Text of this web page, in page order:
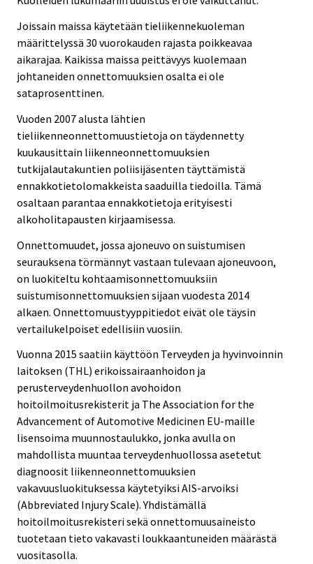
Joissain maissa käytetään tieliikennekuoleman
määrittelyssä 30 vuorokauden rajasta poikkeavaa
aikarajaa. Kaikissa maissa peittävyys kuolemaan
johtaneiden onnettomuuksien osalta ei ole
sataprosenttinen.
Vuoden 2007 alusta lähtien
tieliikenneonnettomuustietoja on täydennetty
kuukausittain liikenneonnettomuuksien
tutkijalautakuntien poliisijäsenten täyttämistä
ennakkotietolomakkeista saaduilla tiedoilla. Tämä
osaltaan parantaa ennakkotietoja erityisesti
alkoholitapausten kirjaamisessa.
Onnettomuudet, jossa ajoneuvo on suistumisen
seurauksena törmännyt vastaan tulevaan ajoneuvoon,
on luokiteltu kohtaamisonnettomuuksiin
suistumisonnettomuuksien sijaan vuodesta 2014
alkaen. Onnettomuustyyppitiedot eivät ole täysin
vertailukelpoiset edellisiin vuosiin.
Vuonna 2015 saatiin käyttöön Terveyden ja hyvinvoinnin
laitoksen (THL) erikoissairaanhoidon ja
perusterveydenhuollon avohoidon
hoitoilmoitusrekisterit ja The Association for the
Advancement of Automotive Medicinen EU-maille
lisensoima muunnostaulukko, jonka avulla on
mahdollista muuntaa terveydenhuollossa asetetut
diagnoosit liikenneonnettomuuksien
vakavuusluokituksessa käytetyiksi AIS-arvoiksi
(Abbreviated Injury Scale). Yhdistämällä
hoitoilmoitusrekisteri sekä onnettomuusaineisto
tuotetaan tieto vakavasti loukkaantuneiden määrästä
vuositasolla.